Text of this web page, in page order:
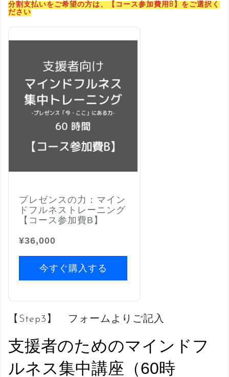
分割支払いをご希望の方は、【コース参加費用B】をご選択く
ださい
プレゼンスの力：マイン
ドフルネストレーニング
【コース参加費B】
¥36,000
今すぐ購入する
【Step3】 フォームよりご記入